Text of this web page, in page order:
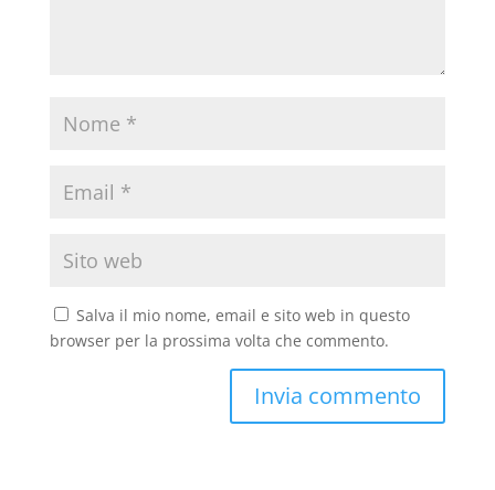
Salva il mio nome, email e sito web in questo
browser per la prossima volta che commento.